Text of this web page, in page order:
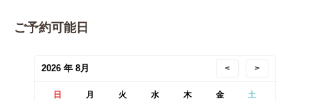
ご予約可能日
2026 年 8月 < >
日 月 火 水 木 金 土